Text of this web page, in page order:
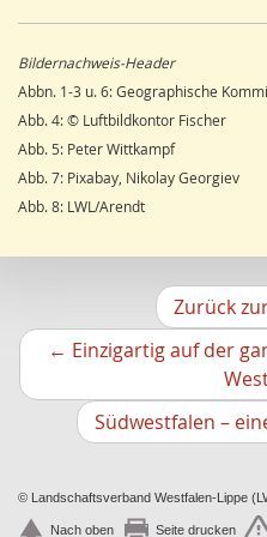
Umweltverschmutzung
Ostwestfalen 14
Siegerland 13
Radfahren/Radverkehr
Unterwelten 12
Schule 12
Stadtmarketing 11
Wasserversorgung 11
Boden 10
Mittelalter 10
Museum 10
Bochum 10
Julius Werner
Kreft-Kettermann
Gerhard Henkel
Friedrich Schulte-Derne
Ann-Kathrin Kusch
Karl Heinz Maurmann
Stefan Prott
Alexander Kunz
Ludger Siemer
Gerasimos Katsaros
Frank Bröckling
Udo Woltering
Herbert Liedtke
Simone Thiesing
Bildernachweis-Header
Abbn. 1-3 u. 6: Geographische
Abb. 4: © Luftbildkontor Fischer
Abb. 5: Peter Wittkampf
Abb. 7: Pixabay, Nikolay Georgiev
Abb. 8: LWL/Arendt
← Einzigartig auf der
Zurück
Südwestfalen –
© Landschaftsverband Westfalen-Lippe
Nach oben Seite drucken